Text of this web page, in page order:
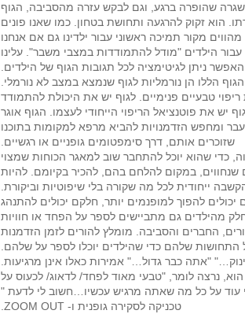
שהופרה ברגע, וגם לבקש עזרה מהסביבה, הגוף
הוא זקוק להרגעה ותחושת בטחון. כמו שאנו פונים
מקור תמיכה ראשוני עבור ילדינו גם אם אנחנו
הילדים "מודל להתמודדות במצבי משבר". עלינו
ניתן לגיטימציה לכל תגובות הגוף של הילדים.
הללו הן נורמליות לגוף שנמצא במצב לא נורמלי.
טבעיים פנימיים. לגוף יש את היכולת להתמודד
יש את פוטנציאל הריפוי הייחודי לעצמו. הגוף אוגר
ומחפש הזדמנויות להביא מרפא למקומות בתוכנו
שזוכרים אותם, דרך סימפטומים גופניים או רגשיים.
כדי שהוא יוכל להתחבר שוב למאגר הכוחות שמצוי
במקום להלחם בהם, להכיר בקיומם. להיות
ייחודית לכל מה שקורה בלי שיפוטיות וביקורת.
להפוך למופנמים יותר, חלקם יכולים להתנהג
מהילדים גם מתביישים לספר על הפחד או חוויות
החברים והסביבה. מומלץ להורים לזמן הזדמנות
התחושות שלהם כדי שהילדים יוכלו לספר על שלהם.
"אתה כבר גדול…" אמירות כאלו אינן מרגיעות.
נרצה לומר, "טבעי מאוד לפחד/ לדאוג/ לכעוס על
על כל מה שאתה מרגיש עכשיו…חשוב לי לדעת "
טכניקה לסקירה גופנית ו- ZOOM OUT.